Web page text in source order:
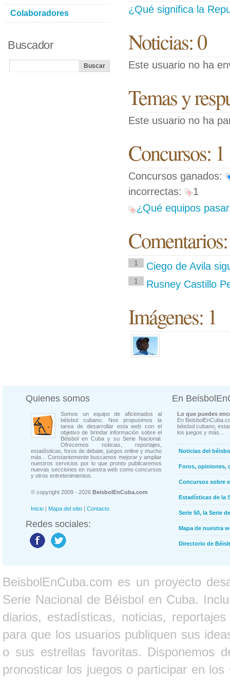
¿Qué significa la
Noticias: 0
Este usuario no ha
Temas y
Este usuario no ha
Concursos: 1
Concursos ganados:
incorrectas:
1
¿Qué equipos
1 Ciego de Avila
1 Rusney Castillo
Imágenes: 1
Colaboradores
Buscador
Quienes somos
Somos un equipo de aficionados al
béisbol cubano. Nos propusimos la
tarea de desarrollar esta web con el
objetivo de brindar información sobre el
Béisbol en Cuba y su Serie Nacional.
Ofrecemos noticias, reportajes,
estadísticas, foros de debate, juegos online y mucho
más... Constantemente buscamos mejorar y ampliar
nuestros servicios por lo que pronto publicaremos
nuevas secciones en nuestra web como concursos
y otros entretenimientos.
© copyright 2009 - 2026 BeisbolEnCuba.com
Inicio | Mapa del sitio | Contacto
Redes sociales:
En
Lo que puedes
En
béisbol cubano,
los juegos y más...
Noticias del
Foros, opiniones,
Concursos sobre
Estadísticas de la
Serie 50, la Serie
Mapa de nuestra
Directorio de
BeisbolEnCuba.com es un proyecto
Serie Nacional de Béisbol en Cuba.
diarios, estadísticas, noticias,
para que los usuarios publiquen sus
o sus estrellas favoritas. Disponemos
pronosticar los juegos o participar en